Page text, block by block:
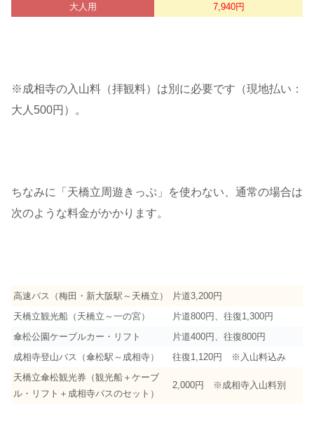
大人用 7,940円
※成相寺の入山料（拝観料）は別に必要です（現地払い：
大人500円）。
ちなみに「天橋立周遊きっぷ」を使わない、通常の場合は
次のような料金がかかります。
高速バス（梅田・新大阪駅～天橋立）
片道3,200円
天橋立観光船（天橋立～一の宮）
片道800円、往復1,300円
傘松公園ケーブルカー・リフト
片道400円、往復800円
成相寺登山バス（傘松駅～成相寺）
往復1,120円 ※入山料込み
天橋立傘松観光券（観光船＋ケーブ
ル・リフト＋成相寺バスのセット）
2,000円 ※成相寺入山料別